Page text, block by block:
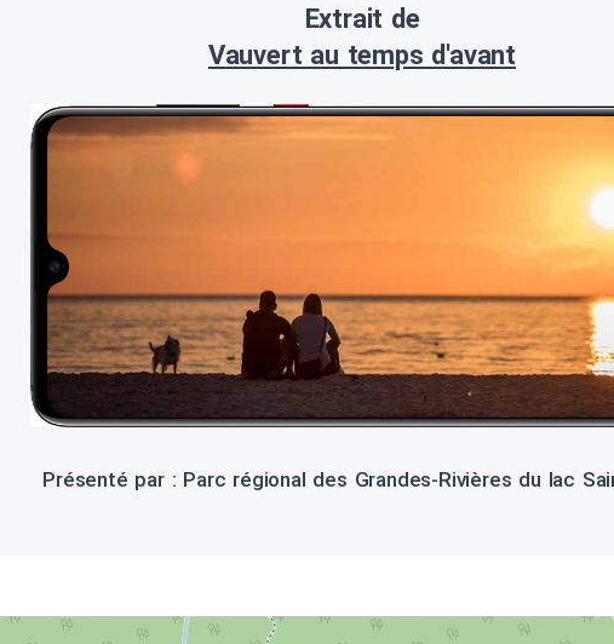
Extrait de
Vauvert au temps d'avant
Présenté par : Parc régional des Grandes-Rivières du lac